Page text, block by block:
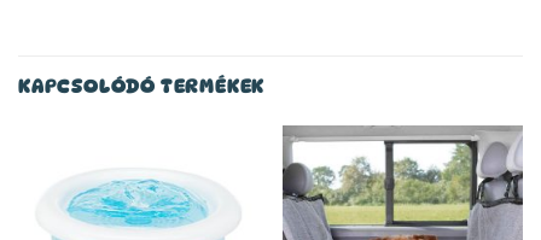
KAPCSOLÓDÓ TERMÉKEK